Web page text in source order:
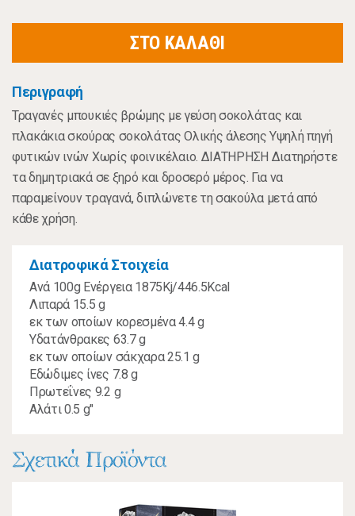
ΣΤΟ ΚΑΛΑΘΙ
Περιγραφή
Τραγανές μπουκιές βρώμης με γεύση σοκολάτας και
πλακάκια σκούρας σοκολάτας Ολικής άλεσης Υψηλή πηγή
φυτικών ινών Χωρίς φοινικέλαιο. ΔΙΑΤΗΡΗΣΗ Διατηρήστε
τα δημητριακά σε ξηρό και δροσερό μέρος. Για να
παραμείνουν τραγανά, διπλώνετε τη σακούλα μετά από
κάθε χρήση.
Διατροφικά Στοιχεία
Ανά 100g Ενέργεια 1875Kj/446.5Kcal
Λιπαρά 15.5 g
εκ των οποίων κορεσμένα 4.4 g
Υδατάνθρακες 63.7 g
εκ των οποίων σάκχαρα 25.1 g
Εδώδιμες ίνες 7.8 g
Πρωτεΐνες 9.2 g
Αλάτι 0.5 g"
Σχετικά Προϊόντα